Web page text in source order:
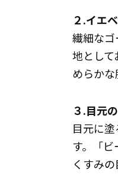
２.イエ
繊細な
地とし
めらかな
３.目元
目元に
す。「
くすみ